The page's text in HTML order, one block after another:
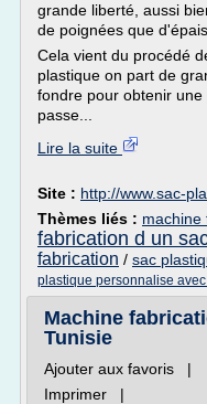
grande liberté, aussi
de poignées que
Cela vient du procédé
plastique on part de
fondre pour obtenir
passe...
Lire la suite
Site : http://www.sac-
Thèmes liés : machine
fabrication d un
fabrication / sac
plastique personnalise
Machine
Tunisie
Ajouter aux favoris |
Imprimer |